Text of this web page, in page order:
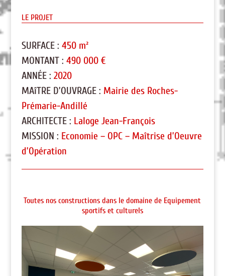
LE PROJET
SURFACE : 450 m²
MONTANT : 490 000 €
ANNÉE : 2020
MAîTRE D’OUVRAGE : Mairie des Roches-
Prémarie-Andillé
ARCHITECTE : Laloge Jean-François
MISSION : Economie – OPC – Maîtrise d’Oeuvre
d’Opération
Toutes nos constructions dans le domaine de Equipement
sportifs et culturels